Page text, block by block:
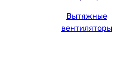
Вытяжные
вентиляторы